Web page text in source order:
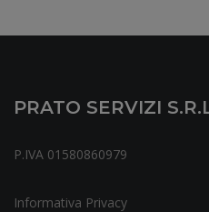
PRATO SERVIZI
P.IVA 01580860979
Informativa Privacy